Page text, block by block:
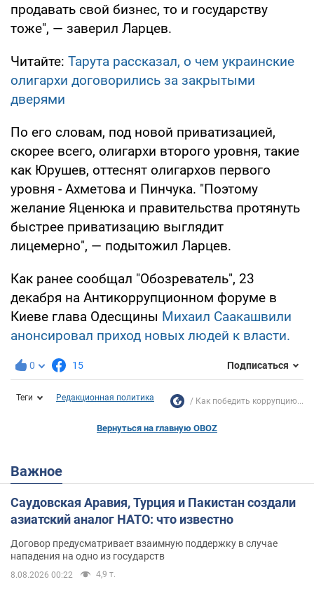
продавать свой бизнес, то и государству
тоже", — заверил Ларцев.
Читайте: Тарута рассказал, о чем украинские
олигархи договорились за закрытыми
дверями
По его словам, под новой приватизацией,
скорее всего, олигархи второго уровня, такие
как Юрушев, оттеснят олигархов первого
уровня - Ахметова и Пинчука. "Поэтому
желание Яценюка и правительства протянуть
быстрее приватизацию выглядит
лицемерно", — подытожил Ларцев.
Как ранее сообщал "Обозреватель", 23
декабря на Антикоррупционном форуме в
Киеве глава Одесщины Михаил Саакашвили
анонсировал приход новых людей к власти.
0 15 Подписаться
Теги Редакционная политика Как победить коррупцию...
Вернуться на главную OBOZ
Важное
Саудовская Аравия, Турция и Пакистан создали
азиатский аналог НАТО: что известно
Договор предусматривает взаимную поддержку в случае
нападения на одно из государств
8.08.2026 00:22 4,9 т.